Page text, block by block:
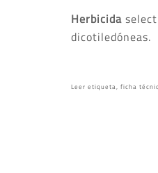
Herbicida
dicotiledóneas.
Leer etiqueta, ficha